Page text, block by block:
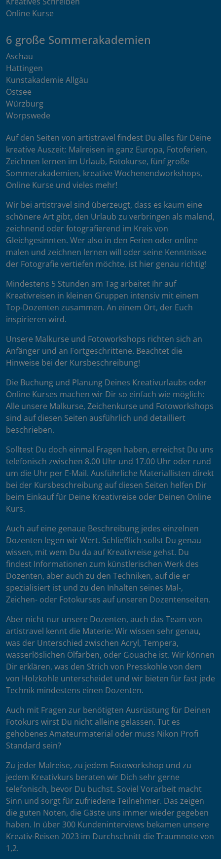
Online Kurse
6 große Sommerakademien
Aschau
Hattingen
Kunstakademie Allgäu
Ostsee
Würzburg
Worpswede
Auf den Seiten von artistravel findest Du alles für Deine
kreative Auszeit: Malreisen in ganz Europa, Fotoferien,
Zeichnen lernen im Urlaub, Fotokurse, fünf große
Sommerakademien, kreative Wochenendworkshops,
Online Kurse und vieles mehr!
Wir bei artistravel sind überzeugt, dass es kaum eine
schönere Art gibt, den Urlaub zu verbringen als malend,
zeichnend oder fotografierend im Kreis von
Gleichgesinnten. Wer also in den Ferien oder online
malen und zeichnen lernen will oder seine Kenntnisse
der Fotografie vertiefen möchte, ist hier genau richtig!
Mindestens 5 Stunden am Tag arbeitet Ihr auf
Kreativreisen in kleinen Gruppen intensiv mit einem
Top-Dozenten zusammen. An einem Ort, der Euch
inspirieren wird.
Unsere Malkurse und Fotoworkshops richten sich an
Anfänger und an Fortgeschrittene. Beachtet die
Hinweise bei der Kursbeschreibung!
Die Buchung und Planung Deines Kreativurlaubs oder
Online Kurses machen wir Dir so einfach wie möglich:
Alle unsere Malkurse, Zeichenkurse und Fotoworkshops
sind auf diesen Seiten ausführlich und detailliert
beschrieben.
Solltest Du doch einmal Fragen haben, erreichst Du uns
telefonisch zwischen 8.00 Uhr und 17.00 Uhr oder rund
um die Uhr per E-Mail. Ausführliche Materiallisten direkt
bei der Kursbeschreibung auf diesen Seiten helfen Dir
beim Einkauf für Deine Kreativreise oder Deinen Online
Kurs.
Auch auf eine genaue Beschreibung jedes einzelnen
Dozenten legen wir Wert. Schließlich sollst Du genau
wissen, mit wem Du da auf Kreativreise gehst. Du
findest Informationen zum künstlerischen Werk des
Dozenten, aber auch zu den Techniken, auf die er
spezialisiert ist und zu den Inhalten seines Mal-,
Zeichen- oder Fotokurses auf unseren Dozentenseiten.
Aber nicht nur unsere Dozenten, auch das Team von
artistravel kennt die Materie: Wir wissen sehr genau,
was der Unterschied zwischen Acryl, Tempera,
wasserlöslichen Ölfarben, oder Gouache ist. Wir können
Dir erklären, was den Strich von Presskohle von dem
von Holzkohle unterscheidet und wir bieten für fast jede
Technik mindestens einen Dozenten.
Auch mit Fragen zur benötigten Ausrüstung für Deinen
Fotokurs wirst Du nicht alleine gelassen. Tut es
gehobenes Amateurmaterial oder muss Nikon Profi
Standard sein?
Zu jeder Malreise, zu jedem Fotoworkshop und zu
jedem Kreativkurs beraten wir Dich sehr gerne
telefonisch, bevor Du buchst. Soviel Vorarbeit macht
Sinn und sorgt für zufriedene Teilnehmer. Das zeigen
die guten Noten, die Gäste uns immer wieder gegeben
haben. In über 300 Kundeninterviews bekamen unsere
Kreativ-Reisen 2023 im Durchschnitt die Traumnote von
1,2.